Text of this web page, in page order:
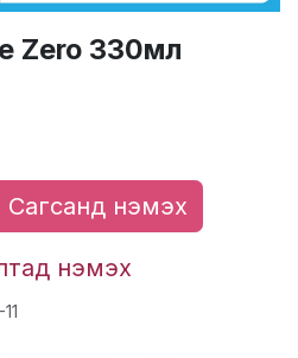
Zero 330мл
Сагсанд нэмэх
нэмэх